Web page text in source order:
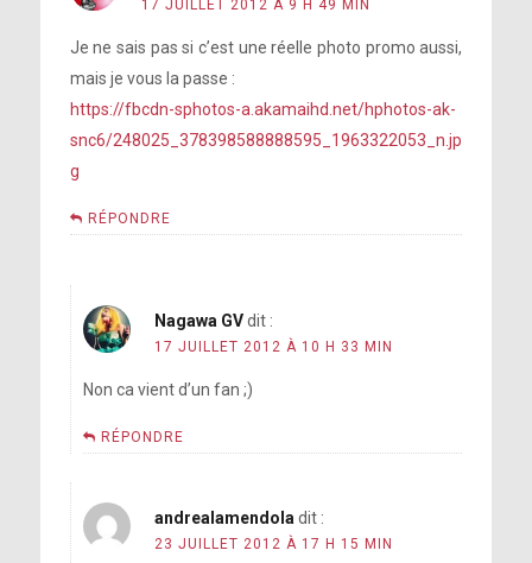
17 JUILLET 2012 À 9 H 49 MIN
Je ne sais pas si c’est une réelle photo promo aussi,
mais je vous la passe :
https://fbcdn-sphotos-a.akamaihd.net/hphotos-ak-
snc6/248025_378398588888595_1963322053_n.jp
g
RÉPONDRE
Nagawa GV dit :
17 JUILLET 2012 À 10 H 33 MIN
Non ca vient d’un fan ;)
RÉPONDRE
andrealamendola dit :
23 JUILLET 2012 À 17 H 15 MIN